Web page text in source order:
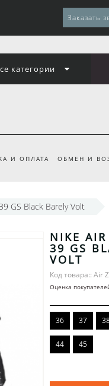
Заказать
категории
И ОПЛАТА ОБМЕН И
GS Black Barely Volt
NIKE
39 GS
VOLT
Код товара:: Air
Оценка
36 37
44 45